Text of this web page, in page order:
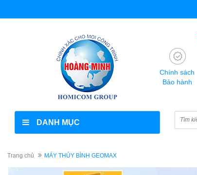
Chính sách
Bảo hành
DANH MỤC
Trang chủ MÁY THỦY BÌNH GEOMAX